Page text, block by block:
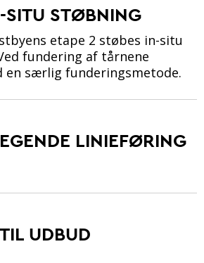
STØBNING
etape 2 støbes in-situ
fundering af tårnene
en særlig funderingsmetode.
LINIEFØRING
UDBUD